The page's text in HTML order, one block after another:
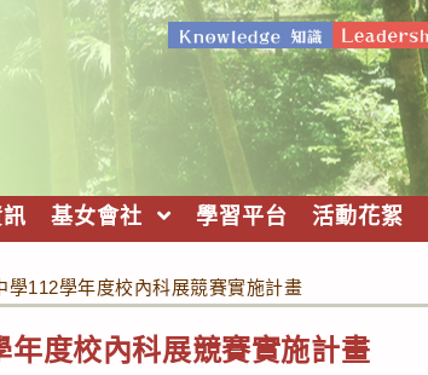
基女會社 學習平台 活動花絮
學112學年度校內科展競賽實施計畫
年度校內科展競賽實施計畫